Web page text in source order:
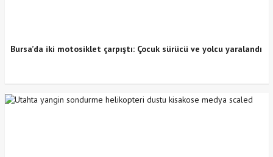
Bursa’da iki motosiklet çarpıştı: Çocuk sürücü ve yolcu yaralandı